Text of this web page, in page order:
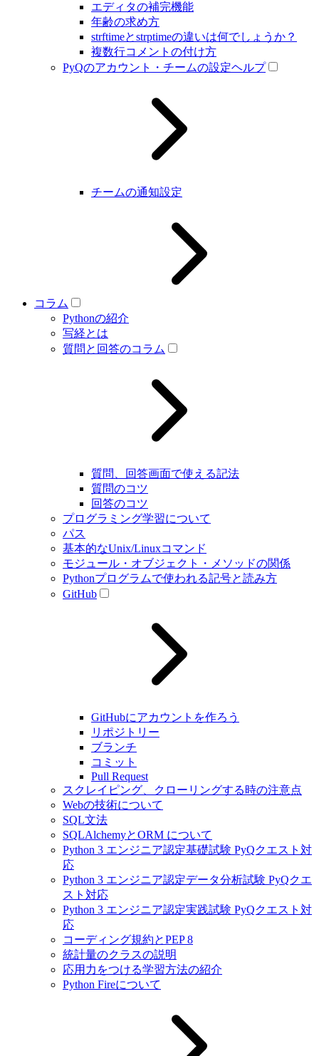
エディタの補完機能
年齢の求め方
strftimeとstrptimeの違いは何でしょうか？
複数行コメントの付け方
PyQのアカウント・チームの設定ヘルプ
チームの通知設定
コラム
Pythonの紹介
写経とは
質問と回答のコラム
質問、回答画面で使える記法
質問のコツ
回答のコツ
プログラミング学習について
パス
基本的なUnix/Linuxコマンド
モジュール・オブジェクト・メソッドの関係
Pythonプログラムで使われる記号と読み方
GitHub
GitHubにアカウントを作ろう
リポジトリー
ブランチ
コミット
Pull Request
スクレイピング、クローリングする時の注意点
Webの技術について
SQL文法
SQLAlchemyとORM について
Python 3 エンジニア認定基礎試験 PyQクエスト対
応
Python 3 エンジニア認定データ分析試験 PyQクエ
スト対応
Python 3 エンジニア認定実践試験 PyQクエスト対
応
コーディング規約とPEP 8
統計量のクラスの説明
応用力をつける学習方法の紹介
Python Fireについて